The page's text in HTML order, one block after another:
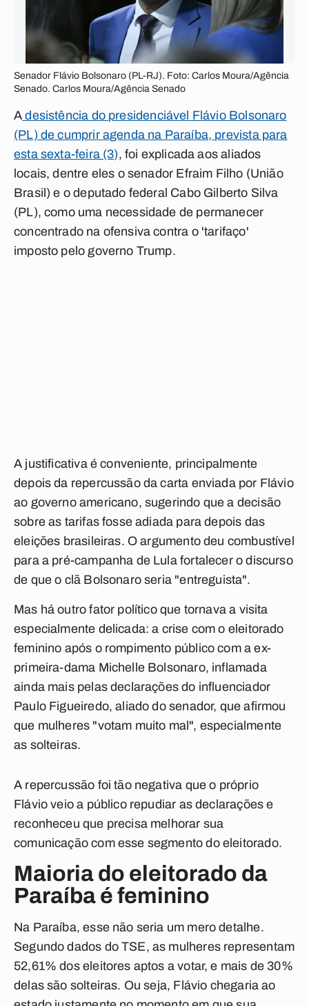
Senador Flávio Bolsonaro (PL-RJ). Foto: Carlos Moura/Agência
Senado. Carlos Moura/Agência Senado
A desistência do presidenciável Flávio Bolsonaro
(PL) de cumprir agenda na Paraíba, prevista para
esta sexta-feira (3), foi explicada aos aliados
locais, dentre eles o senador Efraim Filho (União
Brasil) e o deputado federal Cabo Gilberto Silva
(PL), como uma necessidade de permanecer
concentrado na ofensiva contra o 'tarifaço'
imposto pelo governo Trump.
A justificativa é conveniente, principalmente
depois da repercussão da carta enviada por Flávio
ao governo americano, sugerindo que a decisão
sobre as tarifas fosse adiada para depois das
eleições brasileiras. O argumento deu combustível
para a pré-campanha de Lula fortalecer o discurso
de que o clã Bolsonaro seria "entreguista".
Mas há outro fator político que tornava a visita
especialmente delicada: a crise com o eleitorado
feminino após o rompimento público com a ex-
primeira-dama Michelle Bolsonaro, inflamada
ainda mais pelas declarações do influenciador
Paulo Figueiredo, aliado do senador, que afirmou
que mulheres "votam muito mal", especialmente
as solteiras.
A repercussão foi tão negativa que o próprio
Flávio veio a público repudiar as declarações e
reconheceu que precisa melhorar sua
comunicação com esse segmento do eleitorado.
Maioria do eleitorado da
Paraíba é feminino
Na Paraíba, esse não seria um mero detalhe.
Segundo dados do TSE, as mulheres representam
52,61% dos eleitores aptos a votar, e mais de 30%
delas são solteiras. Ou seja, Flávio chegaria ao